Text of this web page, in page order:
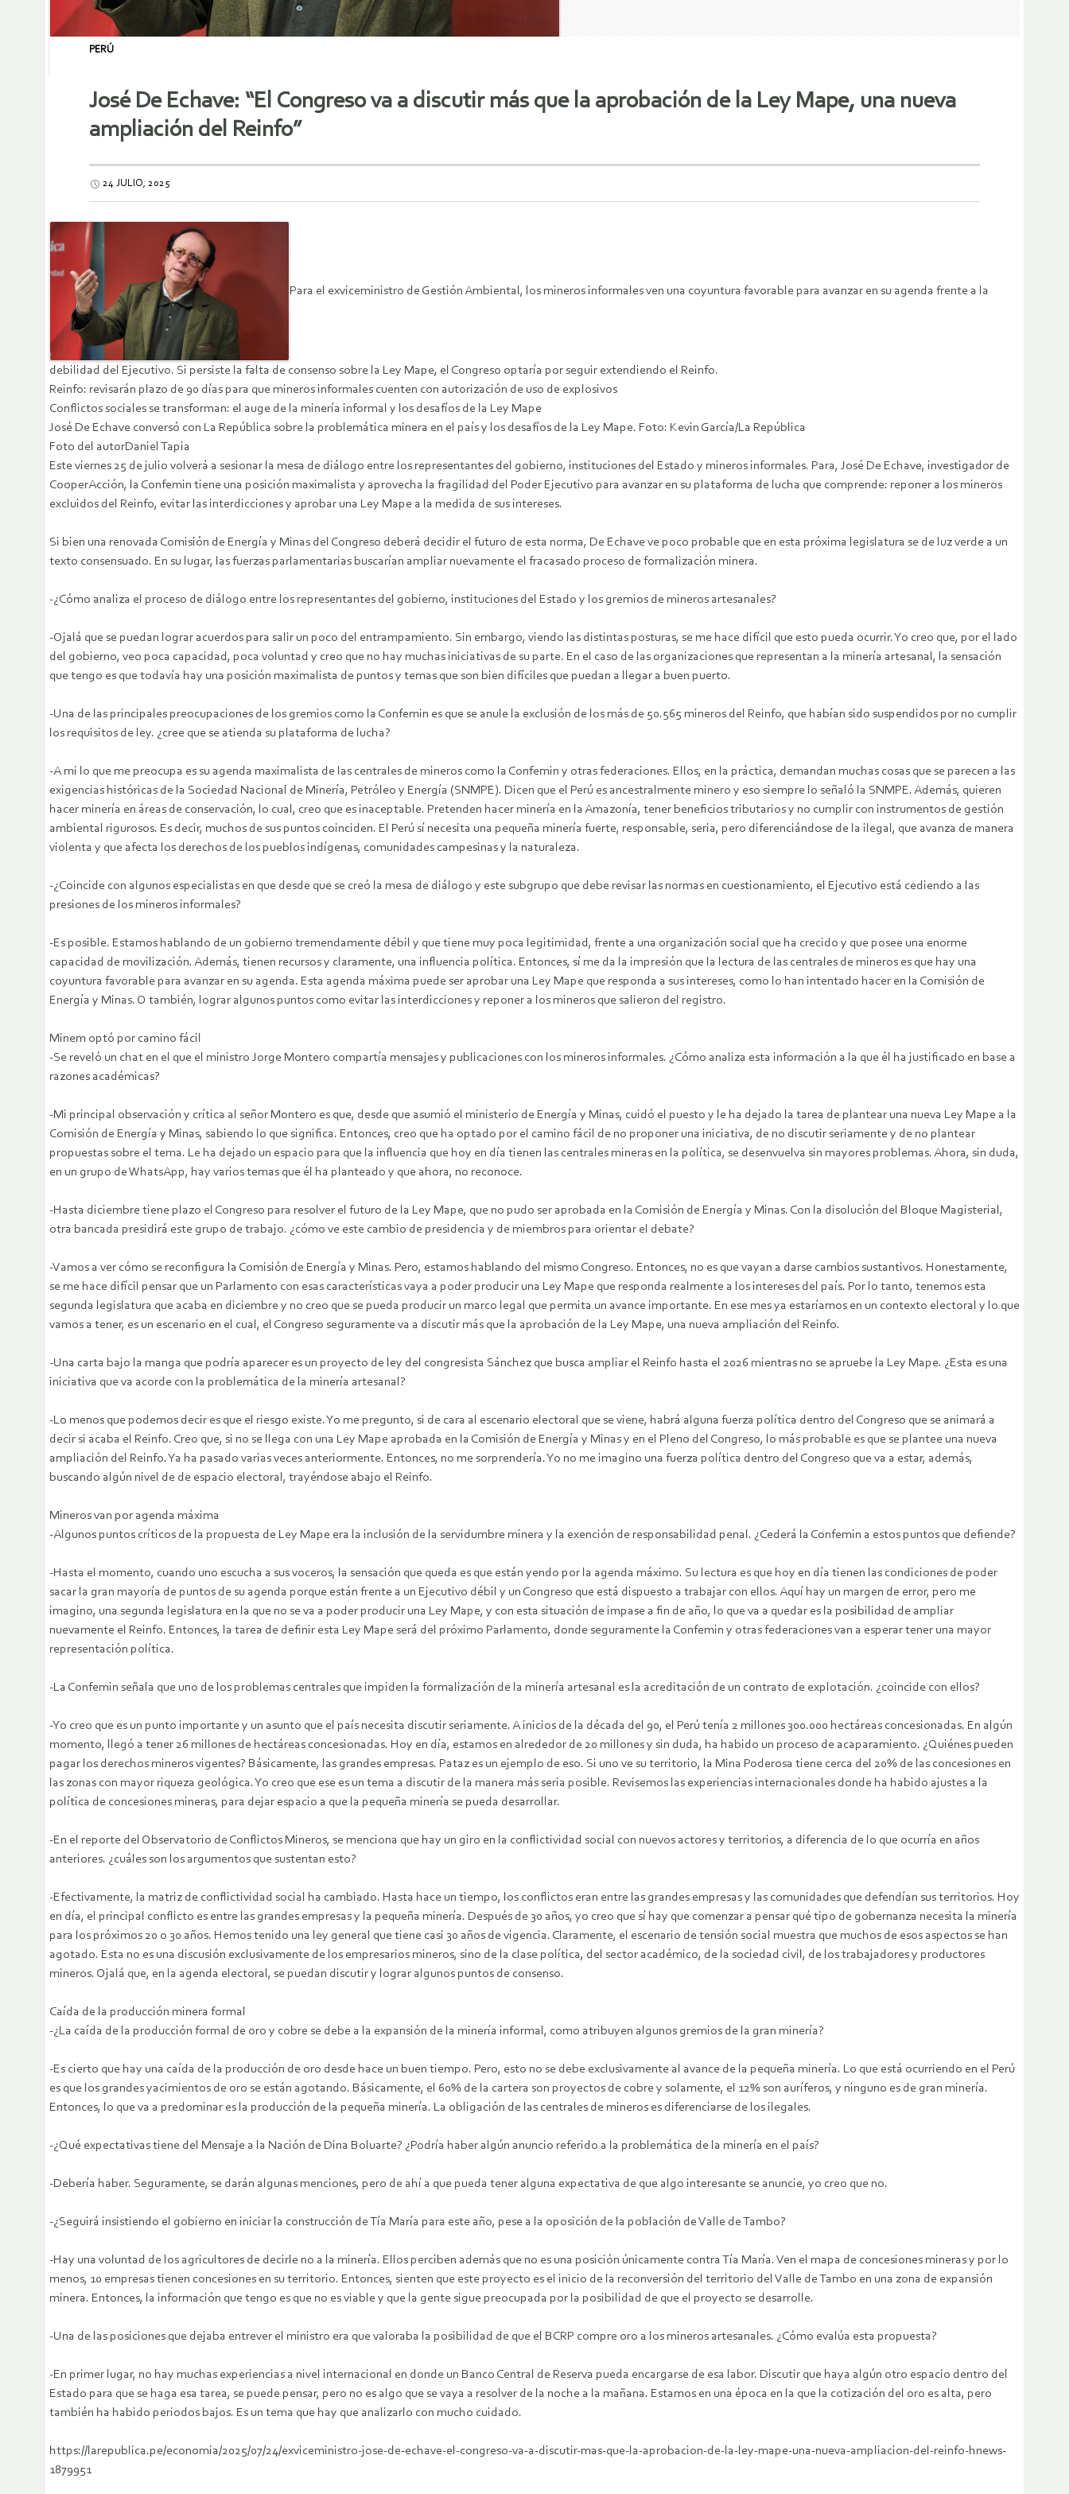
PERÚ
José De Echave: “El Congreso va a discutir más que la aprobación de la Ley Mape, una nueva
ampliación del Reinfo”
24 JULIO, 2025
Para el exviceministro de Gestión Ambiental, los mineros informales ven una coyuntura favorable para avanzar en su agenda frente a la
debilidad del Ejecutivo. Si persiste la falta de consenso sobre la Ley Mape, el Congreso optaría por seguir extendiendo el Reinfo.
Reinfo: revisarán plazo de 90 días para que mineros informales cuenten con autorización de uso de explosivos
Conflictos sociales se transforman: el auge de la minería informal y los desafíos de la Ley Mape
José De Echave conversó con La República sobre la problemática minera en el país y los desafíos de la Ley Mape. Foto: Kevin García/La República
Foto del autorDaniel Tapia
Este viernes 25 de julio volverá a sesionar la mesa de diálogo entre los representantes del gobierno, instituciones del Estado y mineros informales. Para, José De Echave, investigador de
CooperAcción, la Confemin tiene una posición maximalista y aprovecha la fragilidad del Poder Ejecutivo para avanzar en su plataforma de lucha que comprende: reponer a los mineros
excluidos del Reinfo, evitar las interdicciones y aprobar una Ley Mape a la medida de sus intereses.
Si bien una renovada Comisión de Energía y Minas del Congreso deberá decidir el futuro de esta norma, De Echave ve poco probable que en esta próxima legislatura se de luz verde a un
texto consensuado. En su lugar, las fuerzas parlamentarias buscarían ampliar nuevamente el fracasado proceso de formalización minera.
-¿Cómo analiza el proceso de diálogo entre los representantes del gobierno, instituciones del Estado y los gremios de mineros artesanales?
-Ojalá que se puedan lograr acuerdos para salir un poco del entrampamiento. Sin embargo, viendo las distintas posturas, se me hace difícil que esto pueda ocurrir. Yo creo que, por el lado
del gobierno, veo poca capacidad, poca voluntad y creo que no hay muchas iniciativas de su parte. En el caso de las organizaciones que representan a la minería artesanal, la sensación
que tengo es que todavía hay una posición maximalista de puntos y temas que son bien difíciles que puedan a llegar a buen puerto.
-Una de las principales preocupaciones de los gremios como la Confemin es que se anule la exclusión de los más de 50.565 mineros del Reinfo, que habían sido suspendidos por no cumplir
los requisitos de ley. ¿cree que se atienda su plataforma de lucha?
-A mi lo que me preocupa es su agenda maximalista de las centrales de mineros como la Confemin y otras federaciones. Ellos, en la práctica, demandan muchas cosas que se parecen a las
exigencias históricas de la Sociedad Nacional de Minería, Petróleo y Energía (SNMPE). Dicen que el Perú es ancestralmente minero y eso siempre lo señaló la SNMPE. Además, quieren
hacer minería en áreas de conservación, lo cual, creo que es inaceptable. Pretenden hacer minería en la Amazonía, tener beneficios tributarios y no cumplir con instrumentos de gestión
ambiental rigurosos. Es decir, muchos de sus puntos coinciden. El Perú sí necesita una pequeña minería fuerte, responsable, seria, pero diferenciándose de la ilegal, que avanza de manera
violenta y que afecta los derechos de los pueblos indígenas, comunidades campesinas y la naturaleza.
-¿Coincide con algunos especialistas en que desde que se creó la mesa de diálogo y este subgrupo que debe revisar las normas en cuestionamiento, el Ejecutivo está cediendo a las
presiones de los mineros informales?
-Es posible. Estamos hablando de un gobierno tremendamente débil y que tiene muy poca legitimidad, frente a una organización social que ha crecido y que posee una enorme
capacidad de movilización. Además, tienen recursos y claramente, una influencia política. Entonces, sí me da la impresión que la lectura de las centrales de mineros es que hay una
coyuntura favorable para avanzar en su agenda. Esta agenda máxima puede ser aprobar una Ley Mape que responda a sus intereses, como lo han intentado hacer en la Comisión de
Energía y Minas. O también, lograr algunos puntos como evitar las interdicciones y reponer a los mineros que salieron del registro.
Minem optó por camino fácil
-Se reveló un chat en el que el ministro Jorge Montero compartía mensajes y publicaciones con los mineros informales. ¿Cómo analiza esta información a la que él ha justificado en base a
razones académicas?
-Mi principal observación y crítica al señor Montero es que, desde que asumió el ministerio de Energía y Minas, cuidó el puesto y le ha dejado la tarea de plantear una nueva Ley Mape a la
Comisión de Energía y Minas, sabiendo lo que significa. Entonces, creo que ha optado por el camino fácil de no proponer una iniciativa, de no discutir seriamente y de no plantear
propuestas sobre el tema. Le ha dejado un espacio para que la influencia que hoy en día tienen las centrales mineras en la política, se desenvuelva sin mayores problemas. Ahora, sin duda,
en un grupo de WhatsApp, hay varios temas que él ha planteado y que ahora, no reconoce.
-Hasta diciembre tiene plazo el Congreso para resolver el futuro de la Ley Mape, que no pudo ser aprobada en la Comisión de Energía y Minas. Con la disolución del Bloque Magisterial,
otra bancada presidirá este grupo de trabajo. ¿cómo ve este cambio de presidencia y de miembros para orientar el debate?
-Vamos a ver cómo se reconfigura la Comisión de Energía y Minas. Pero, estamos hablando del mismo Congreso. Entonces, no es que vayan a darse cambios sustantivos. Honestamente,
se me hace difícil pensar que un Parlamento con esas características vaya a poder producir una Ley Mape que responda realmente a los intereses del país. Por lo tanto, tenemos esta
segunda legislatura que acaba en diciembre y no creo que se pueda producir un marco legal que permita un avance importante. En ese mes ya estaríamos en un contexto electoral y lo que
vamos a tener, es un escenario en el cual, el Congreso seguramente va a discutir más que la aprobación de la Ley Mape, una nueva ampliación del Reinfo.
-Una carta bajo la manga que podría aparecer es un proyecto de ley del congresista Sánchez que busca ampliar el Reinfo hasta el 2026 mientras no se apruebe la Ley Mape. ¿Esta es una
iniciativa que va acorde con la problemática de la minería artesanal?
-Lo menos que podemos decir es que el riesgo existe. Yo me pregunto, si de cara al escenario electoral que se viene, habrá alguna fuerza política dentro del Congreso que se animará a
decir si acaba el Reinfo. Creo que, si no se llega con una Ley Mape aprobada en la Comisión de Energía y Minas y en el Pleno del Congreso, lo más probable es que se plantee una nueva
ampliación del Reinfo. Ya ha pasado varias veces anteriormente. Entonces, no me sorprendería. Yo no me imagino una fuerza política dentro del Congreso que va a estar, además,
buscando algún nivel de de espacio electoral, trayéndose abajo el Reinfo.
Mineros van por agenda máxima
-Algunos puntos críticos de la propuesta de Ley Mape era la inclusión de la servidumbre minera y la exención de responsabilidad penal. ¿Cederá la Confemin a estos puntos que defiende?
-Hasta el momento, cuando uno escucha a sus voceros, la sensación que queda es que están yendo por la agenda máximo. Su lectura es que hoy en día tienen las condiciones de poder
sacar la gran mayoría de puntos de su agenda porque están frente a un Ejecutivo débil y un Congreso que está dispuesto a trabajar con ellos. Aquí hay un margen de error, pero me
imagino, una segunda legislatura en la que no se va a poder producir una Ley Mape, y con esta situación de impase a fin de año, lo que va a quedar es la posibilidad de ampliar
nuevamente el Reinfo. Entonces, la tarea de definir esta Ley Mape será del próximo Parlamento, donde seguramente la Confemin y otras federaciones van a esperar tener una mayor
representación política.
-La Confemin señala que uno de los problemas centrales que impiden la formalización de la minería artesanal es la acreditación de un contrato de explotación. ¿coincide con ellos?
-Yo creo que es un punto importante y un asunto que el país necesita discutir seriamente. A inicios de la década del 90, el Perú tenía 2 millones 300.000 hectáreas concesionadas. En algún
momento, llegó a tener 26 millones de hectáreas concesionadas. Hoy en día, estamos en alrededor de 20 millones y sin duda, ha habido un proceso de acaparamiento. ¿Quiénes pueden
pagar los derechos mineros vigentes? Básicamente, las grandes empresas. Pataz es un ejemplo de eso. Si uno ve su territorio, la Mina Poderosa tiene cerca del 20% de las concesiones en
las zonas con mayor riqueza geológica. Yo creo que ese es un tema a discutir de la manera más seria posible. Revisemos las experiencias internacionales donde ha habido ajustes a la
política de concesiones mineras, para dejar espacio a que la pequeña minería se pueda desarrollar.
-En el reporte del Observatorio de Conflictos Mineros, se menciona que hay un giro en la conflictividad social con nuevos actores y territorios, a diferencia de lo que ocurría en años
anteriores. ¿cuáles son los argumentos que sustentan esto?
-Efectivamente, la matriz de conflictividad social ha cambiado. Hasta hace un tiempo, los conflictos eran entre las grandes empresas y las comunidades que defendían sus territorios. Hoy
en día, el principal conflicto es entre las grandes empresas y la pequeña minería. Después de 30 años, yo creo que sí hay que comenzar a pensar qué tipo de gobernanza necesita la minería
para los próximos 20 o 30 años. Hemos tenido una ley general que tiene casi 30 años de vigencia. Claramente, el escenario de tensión social muestra que muchos de esos aspectos se han
agotado. Esta no es una discusión exclusivamente de los empresarios mineros, sino de la clase política, del sector académico, de la sociedad civil, de los trabajadores y productores
mineros. Ojalá que, en la agenda electoral, se puedan discutir y lograr algunos puntos de consenso.
Caída de la producción minera formal
-¿La caída de la producción formal de oro y cobre se debe a la expansión de la minería informal, como atribuyen algunos gremios de la gran minería?
-Es cierto que hay una caída de la producción de oro desde hace un buen tiempo. Pero, esto no se debe exclusivamente al avance de la pequeña minería. Lo que está ocurriendo en el Perú
es que los grandes yacimientos de oro se están agotando. Básicamente, el 60% de la cartera son proyectos de cobre y solamente, el 12% son auríferos, y ninguno es de gran minería.
Entonces, lo que va a predominar es la producción de la pequeña minería. La obligación de las centrales de mineros es diferenciarse de los ilegales.
-¿Qué expectativas tiene del Mensaje a la Nación de Dina Boluarte? ¿Podría haber algún anuncio referido a la problemática de la minería en el país?
-Debería haber. Seguramente, se darán algunas menciones, pero de ahí a que pueda tener alguna expectativa de que algo interesante se anuncie, yo creo que no.
-¿Seguirá insistiendo el gobierno en iniciar la construcción de Tía María para este año, pese a la oposición de la población de Valle de Tambo?
-Hay una voluntad de los agricultores de decirle no a la minería. Ellos perciben además que no es una posición únicamente contra Tía María. Ven el mapa de concesiones mineras y por lo
menos, 10 empresas tienen concesiones en su territorio. Entonces, sienten que este proyecto es el inicio de la reconversión del territorio del Valle de Tambo en una zona de expansión
minera. Entonces, la información que tengo es que no es viable y que la gente sigue preocupada por la posibilidad de que el proyecto se desarrolle.
-Una de las posiciones que dejaba entrever el ministro era que valoraba la posibilidad de que el BCRP compre oro a los mineros artesanales. ¿Cómo evalúa esta propuesta?
-En primer lugar, no hay muchas experiencias a nivel internacional en donde un Banco Central de Reserva pueda encargarse de esa labor. Discutir que haya algún otro espacio dentro del
Estado para que se haga esa tarea, se puede pensar, pero no es algo que se vaya a resolver de la noche a la mañana. Estamos en una época en la que la cotización del oro es alta, pero
también ha habido periodos bajos. Es un tema que hay que analizarlo con mucho cuidado.
https://larepublica.pe/economia/2025/07/24/exviceministro-jose-de-echave-el-congreso-va-a-discutir-mas-que-la-aprobacion-de-la-ley-mape-una-nueva-ampliacion-del-reinfo-hnews-
1879951